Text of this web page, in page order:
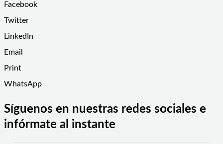
Facebook
Twitter
LinkedIn
Email
Print
WhatsApp
Síguenos en nuestras redes sociales e
infórmate al instante